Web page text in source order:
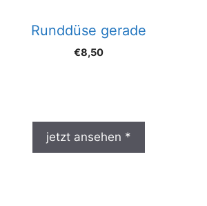
Runddüse gerade
€8,50
jetzt ansehen *